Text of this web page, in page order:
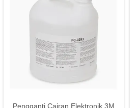
Pengganti Cairan Elektronik 3M